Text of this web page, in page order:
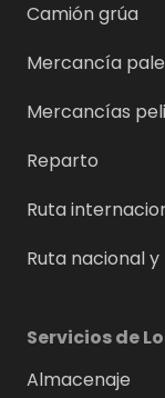
Camión grúa
Mercancía
Mercancías
Reparto
Ruta
Ruta nacional
Servicios de
Almacenaje